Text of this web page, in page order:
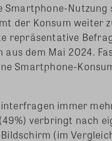
Smartphone-
der Konsum weiter
repräsentative
aus dem Mai 2024.
Smartphone-
immer
verbringt nach
(im